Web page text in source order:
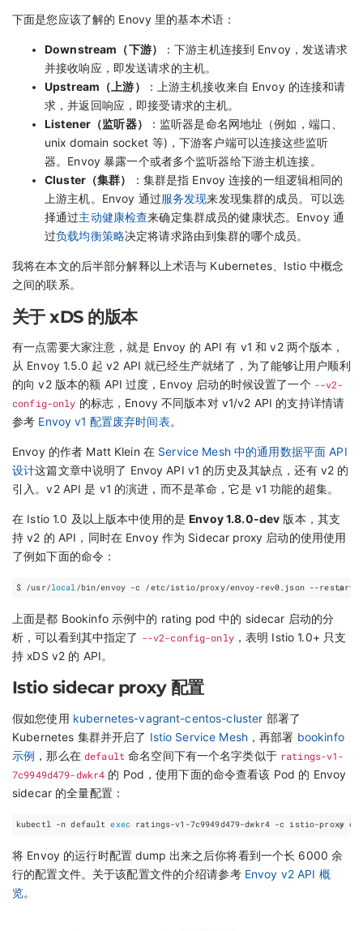
下面是您应该了解的 Enovy 里的基本术语：
Downstream（下游）
：下游主机连接到 Envoy，发送请求
并接收响应，即发送请求的主机。
Upstream（上游）
：上游主机接收来自 Envoy 的连接和请
求，并返回响应，即接受请求的主机。
Listener（监听器）
：监听器是命名网地址（例如，端口、
unix domain socket 等)，下游客户端可以连接这些监听
器。Envoy 暴露一个或者多个监听器给下游主机连接。
Cluster（集群）
：集群是指 Envoy 连接的一组逻辑相同的
上游主机。Envoy 通过服务发现来发现集群的成员。可以选
择通过主动健康检查来确定集群成员的健康状态。Envoy 通
过负载均衡策略决定将请求路由到集群的哪个成员。
我将在本文的后半部分解释以上术语与 Kubernetes、Istio 中概念
之间的联系。
关于 xDS 的版本
有一点需要大家注意，就是 Envoy 的 API 有 v1 和 v2 两个版本，
从 Envoy 1.5.0 起 v2 API 就已经生产就绪了，为了能够让用户顺利
的向 v2 版本的额 API 过度，Envoy 启动的时候设置了一个 --v2-
config-only 的标志，Enovy 不同版本对 v1/v2 API 的支持详情请
参考 Envoy v1 配置废弃时间表。
Envoy 的作者 Matt Klein 在 Service Mesh 中的通用数据平面 API
设计这篇文章中说明了 Envoy API v1 的历史及其缺点，还有 v2 的
引入。v2 API 是 v1 的演进，而不是革命，它是 v1 功能的超集。
在 Istio 1.0 及以上版本中使用的是Envoy 1.8.0-dev 版本，其支
持 v2 的 API，同时在 Envoy 作为 Sidecar proxy 启动的使用使用
了例如下面的命令：
$ /usr/local/bin/envoy -c /etc/istio/proxy/envoy-rev0.json --restart-
上面是都 Bookinfo 示例中的 rating pod 中的 sidecar 启动的分
析，可以看到其中指定了 --v2-config-only，表明 Istio 1.0+ 只支
持 xDS v2 的 API。
Istio sidecar proxy 配置
假如您使用 kubernetes-vagrant-centos-cluster 部署了
Kubernetes 集群并开启了 Istio Service Mesh ，再部署 bookinfo
示例 ，那么在 default命名空间下有一个名字类似于 ratings-v1-
7c9949d479-dwkr4 的 Pod，使用下面的命令查看该 Pod 的 Envoy
sidecar 的全量配置：
kubectl -n default exec
将 Envoy 的运行时配置 dump 出来之后你将看到一个长 6000 余
行的配置文件。关于该配置文件的介绍请参考 Envoy v2 API 概
览。